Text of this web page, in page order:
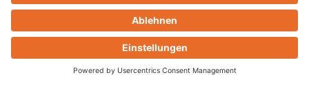
Auf die Merkliste
Kontakt
Technikchat